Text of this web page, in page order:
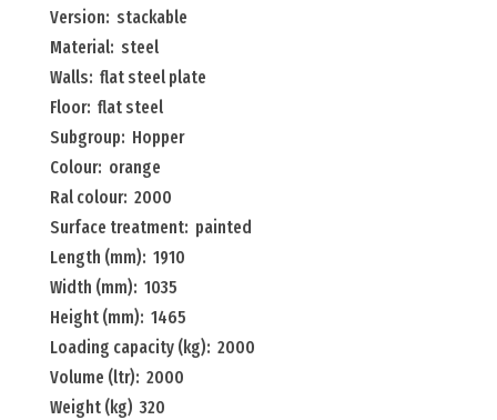
Version: stackable
Material: steel
Walls: flat steel plate
Floor: flat steel
Subgroup: Hopper
Colour: orange
Ral colour: 2000
Surface treatment: painted
Length (mm): 1910
Width (mm): 1035
Height (mm): 1465
Loading capacity (kg): 2000
Volume (ltr): 2000
Weight (kg) 320